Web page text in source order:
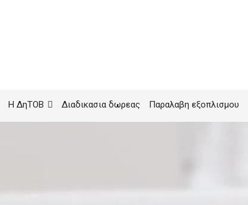
Η ΔηΤΟΒ Διαδικασια δωρεας Παραλαβη εξοπλισμου